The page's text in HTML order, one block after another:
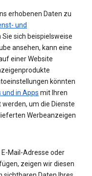
erhobenen Daten zu
und
Sie sich beispielsweise
ansehen, kann eine
einer Website
könnten
und in Apps mit Ihren
um die Dienste
Werbeanzeigen
Mail-Adresse oder
zeigen wir diesen